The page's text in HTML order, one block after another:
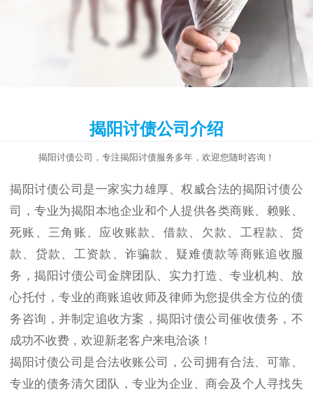
揭阳讨债公司介绍
揭阳讨债公司，专注揭阳讨债服务多年，欢迎您随时咨询！
揭阳讨债公司是一家实力雄厚、权威合法的揭阳讨债公
司，专业为揭阳本地企业和个人提供各类商账、赖账、
死账、三角账、应收账款、借款、欠款、工程款、货
款、贷款、工资款、诈骗款、疑难债款等商账追收服
务，揭阳讨债公司金牌团队、实力打造、专业机构、放
心托付，专业的商账追收师及律师为您提供全方位的债
务咨询，并制定追收方案，揭阳讨债公司催收债务，不
成功不收费，欢迎新老客户来电洽谈！
揭阳讨债公司是合法收账公司，公司拥有合法、可靠、
专业的债务清欠团队，专业为企业、商会及个人寻找失